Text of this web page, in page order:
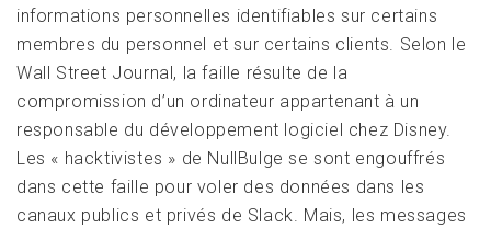
informations personnelles identifiables sur certains
membres du personnel et sur certains clients. Selon le
Wall Street Journal, la faille résulte de la
compromission d’un ordinateur appartenant à un
responsable du développement logiciel chez Disney.
Les « hacktivistes » de NullBulge se sont engouffrés
dans cette faille pour voler des données dans les
canaux publics et privés de Slack. Mais, les messages